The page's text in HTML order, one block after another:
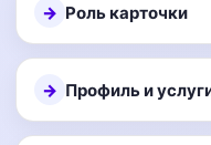
Роль карточки
Профиль и